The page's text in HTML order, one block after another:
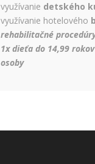
využívanie detského
využívanie hotelového
rehabilitačné
1x dieťa do 14,99
osoby